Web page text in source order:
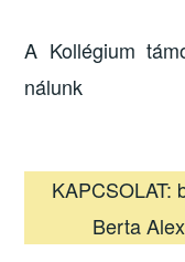
A Kollégium
nálunk
KAPCSOLAT:
Berta